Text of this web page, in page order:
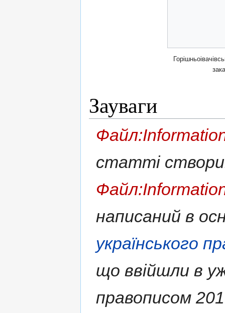
Зауваги
статті
написаний в
українського
що ввійшли в
правописом